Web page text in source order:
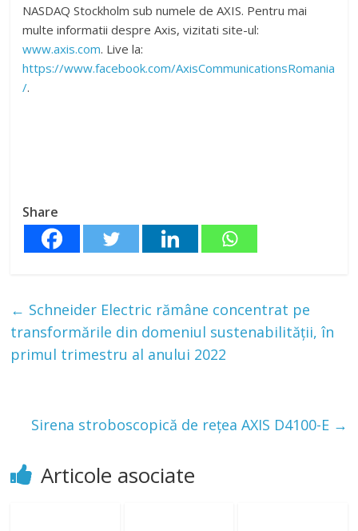
NASDAQ Stockholm sub numele de AXIS. Pentru mai
multe informatii despre Axis, vizitati site-ul:
www.axis.com. Live la:
https://www.facebook.com/AxisCommunicationsRomania
/.
Share
← Schneider Electric rămâne concentrat pe
transformările din domeniul sustenabilității, în
primul trimestru al anului 2022
Sirena stroboscopică de rețea AXIS D4100-E →
Articole asociate